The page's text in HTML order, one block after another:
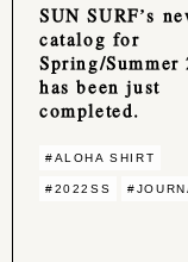
SUN SURF’s
catalog for
Spring/Summer
has been just
completed.
#ALOHA SHIRT
#2022SS